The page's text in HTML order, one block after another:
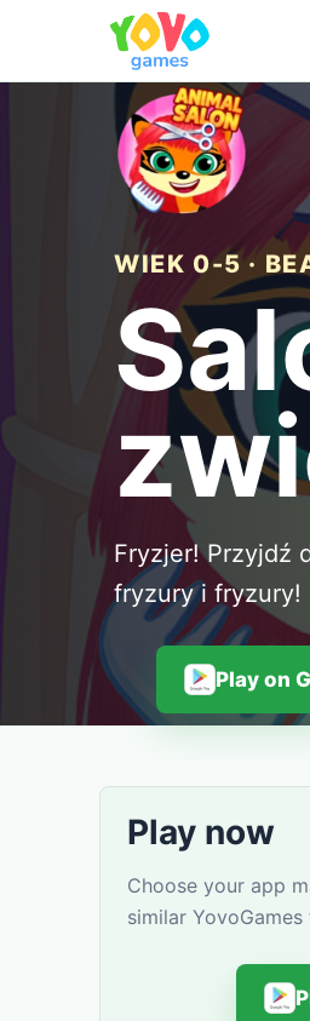
WIEK 0-5 ·
Fryzjer! Przyjdź
fryzury i fryzury!
Play on
Play now
Choose your app
similar